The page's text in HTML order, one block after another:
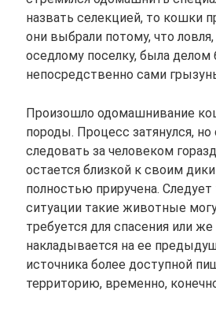
назвать селекцией, то кошки
они выбрали потому, что
оседлому поселку, была
непосредственно сами
Произошло одомашнивание
породы. Процесс затянулся,
следовать за человеком
остается близкой к своим
полностью приручена.
ситуации такие животные
требуется для спасения или
накладывается на ее
источника более доступной
территорию, временно,